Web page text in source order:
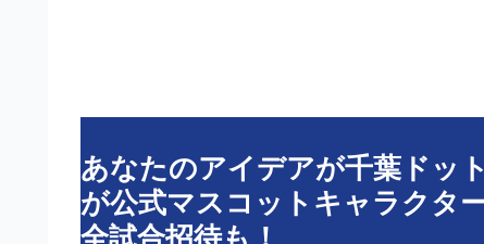
あなたのアイデアが千葉ドッ
が公式マスコットキャラクタ
全試合招待も！